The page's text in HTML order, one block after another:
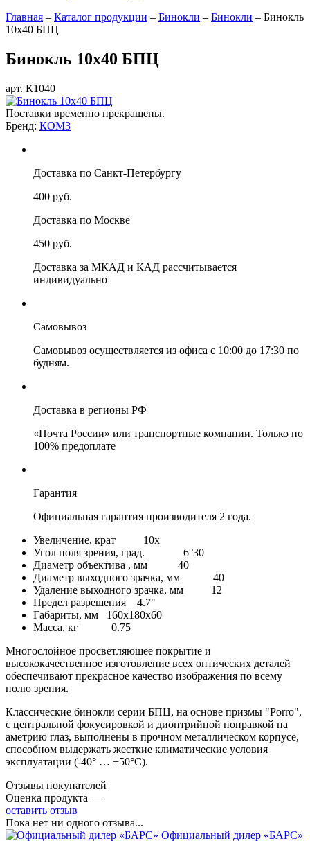
Главная – Каталог продукции – Бинокли – Бинокли – Бинокль
10х40 БПЦ
Бинокль 10х40 БПЦ
арт. К1040
Поставки временно прекращены.
Бренд: КОМЗ
Доставка по Санкт-Петербургу
400 руб.
Доставка по Москве
450 руб.
Доставка за МКАД и КАД рассчитывается
индивидуально
Самовывоз
Самовывоз осуществляется из офиса с 10:00 до 17:30 по
будням.
Доставка в регионы РФ
«Почта России» или транспортные компании. Только по
100% предоплате
Гарантия
Официальная гарантия производителя 2 года.
Увеличение, крат 10х
Угол поля зрения, град. 6°30
Диаметр объектива , мм 40
Диаметр выходного зрачка, мм 40
Удаление выходного зрачка, мм 12
Предел разрешения 4.7"
Габариты, мм 160х180х60
Масса, кг 0.75
Многослойное просветляющее покрытие и
высококачественное изготовление всех оптических деталей
обеспечивают прекрасное качество изображения по всему
полю зрения.
Классические бинокли серии БПЦ, на основе призмы "Porro",
с центральной фокусировкой и диоптрийной поправкой на
аметрию глаз, выполнены в прочном металлическом корпусе,
способном выдержать жесткие климатические условия
эксплуатации (-40° … +50°С).
Отзывы покупателей
Оценка продукта —
оставить отзыв
Пока нет ни одного отзыва...
Официальный дилер «БАРС»